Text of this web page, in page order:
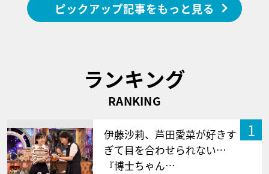
ピックアップ記事をもっと見る
ランキング
RANKING
1
伊藤沙莉、芦田愛菜が好きす
ぎて目を合わせられない…
『博士ちゃん…